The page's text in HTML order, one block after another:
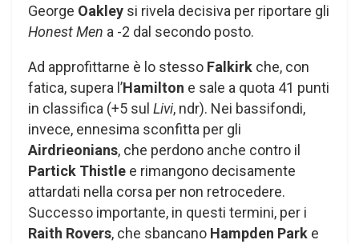
George Oakley si rivela decisiva per riportare gli
Honest Men a -2 dal secondo posto.
Ad approfittarne è lo stesso Falkirk che, con
fatica, supera l’Hamilton e sale a quota 41 punti
in classifica (+5 sul Livi, ndr). Nei bassifondi,
invece, ennesima sconfitta per gli
Airdrieonians, che perdono anche contro il
Partick Thistle e rimangono decisamente
attardati nella corsa per non retrocedere.
Successo importante, in questi termini, per i
Raith Rovers, che sbancano Hampden Park e